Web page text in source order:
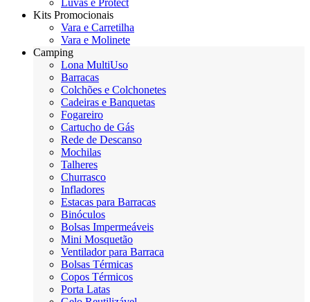
Luvas e Protect
Kits Promocionais
Vara e Carretilha
Vara e Molinete
Camping
Lona MultiUso
Barracas
Colchões e Colchonetes
Cadeiras e Banquetas
Fogareiro
Cartucho de Gás
Rede de Descanso
Mochilas
Talheres
Churrasco
Infladores
Estacas para Barracas
Binóculos
Bolsas Impermeáveis
Mini Mosquetão
Ventilador para Barraca
Bolsas Térmicas
Copos Térmicos
Porta Latas